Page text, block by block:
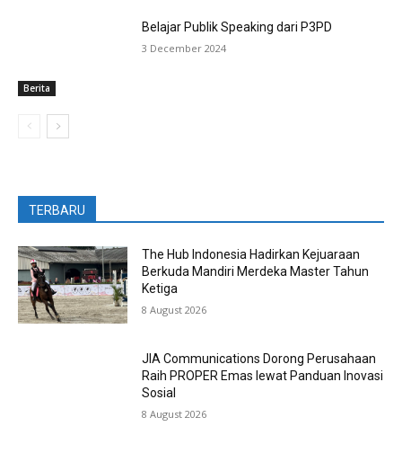
Berita
Belajar Publik Speaking dari P3PD
3 December 2024
TERBARU
The Hub Indonesia Hadirkan Kejuaraan
Berkuda Mandiri Merdeka Master Tahun
Ketiga
8 August 2026
JIA Communications Dorong Perusahaan
Raih PROPER Emas lewat Panduan Inovasi
Sosial
8 August 2026